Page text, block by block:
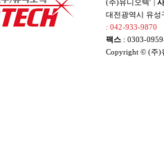
(주)유니오텍' |
대전광역시 유성
: 042-933-9870
팩스 : 0303-
Copyright © (주)